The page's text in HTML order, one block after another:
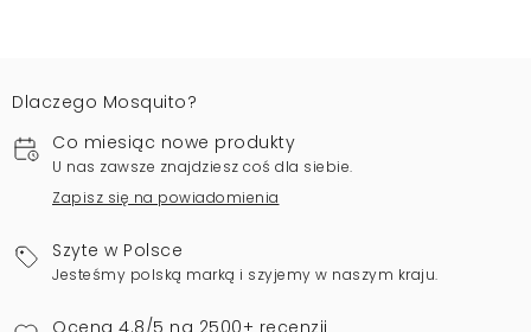
Dlaczego Mosquito?
Co miesiąc nowe produkty
U nas zawsze znajdziesz coś dla siebie.
Zapisz się na powiadomienia
Szyte w Polsce
Jesteśmy polską marką i szyjemy w naszym kraju.